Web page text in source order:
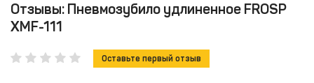
Отзывы: Пневмозубило удлиненное FROSP
XMF-111
Оставьте первый отзыв